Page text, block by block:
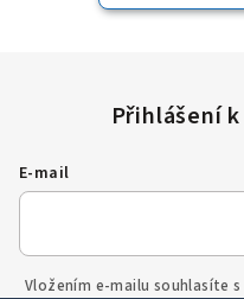
E-mail
Vložením e-mailu souhlasíte s